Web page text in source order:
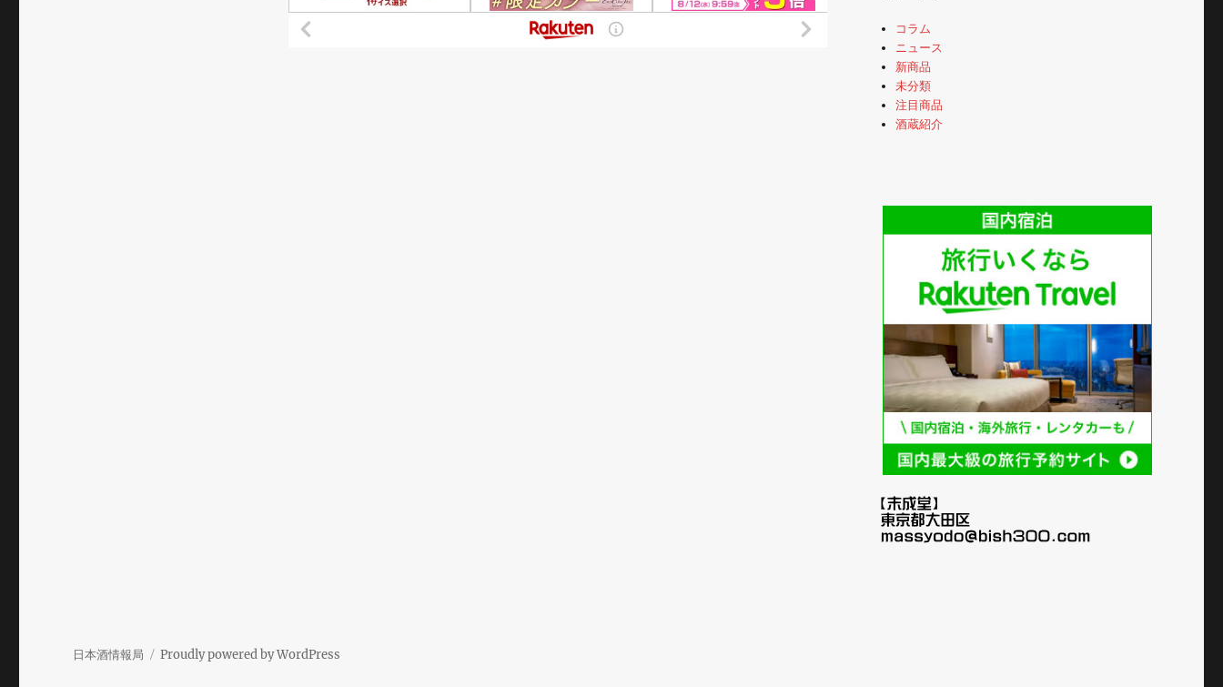
コラム
ニュース
新商品
未分類
注目商品
酒蔵紹介
日本酒情報局 Proudly powered by WordPress